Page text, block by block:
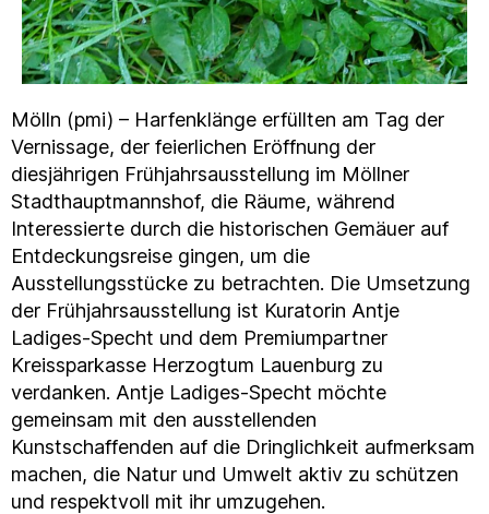
Mölln (pmi) – Harfenklänge erfüllten am Tag der
Vernissage, der feierlichen Eröffnung der
diesjährigen Frühjahrsausstellung im Möllner
Stadthauptmannshof, die Räume, während
Interessierte durch die historischen Gemäuer auf
Entdeckungsreise gingen, um die
Ausstellungsstücke zu betrachten. Die Umsetzung
der Frühjahrsausstellung ist Kuratorin Antje
Ladiges-Specht und dem Premiumpartner
Kreissparkasse Herzogtum Lauenburg zu
verdanken. Antje Ladiges-Specht möchte
gemeinsam mit den ausstellenden
Kunstschaffenden auf die Dringlichkeit aufmerksam
machen, die Natur und Umwelt aktiv zu schützen
und respektvoll mit ihr umzugehen.